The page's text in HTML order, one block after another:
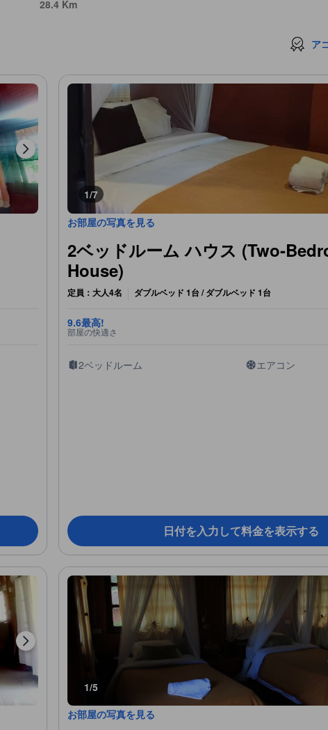
28.4 Km
ア
1/7
お部屋の写真を見る
2ベッドルーム ハウス (Two-
House)
定員：大人4名 ダブルベッド 1台 / ダブルベッド 1台
9.6最高!
部屋の快適さ
2ベッドルーム エアコン
日付を入力して料金を表示する
1/5
お部屋の写真を見る